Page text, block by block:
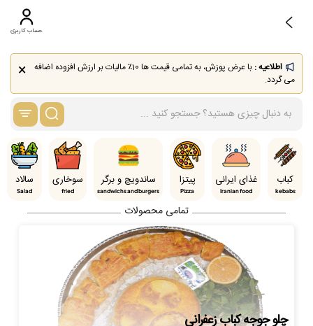
حساب کاربری
× اطلاعیه :
با عرض پوزش، به تمامی قیمت ها 10٪ مالیات بر ارزش افزوده اضافه
می گردد.
کباب
kebabs
غذای ایرانی
Iranian food
پیتزا
Pizza
ساندویچ و برگر
sandwichs and burgers
سوخاری
fried
سالاد
Salad
تمامی محصولات
چلو جوجه کباب زعفرانی